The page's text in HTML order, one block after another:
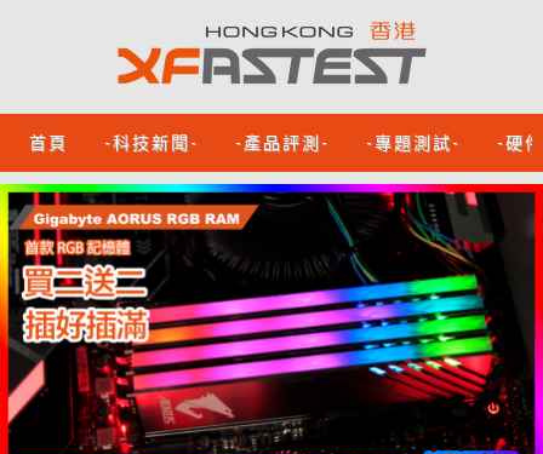
首頁 -科技新聞- -產品評測- -專題測試- -硬